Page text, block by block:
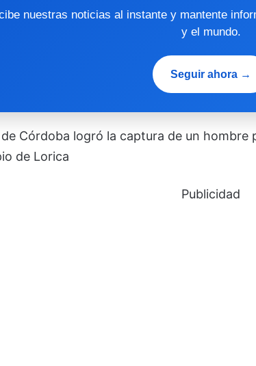
nuestras noticias al instante y mantente
y el mundo.
Seguir ahora →
de Córdoba logró la captura de un
de Lorica
Publicidad